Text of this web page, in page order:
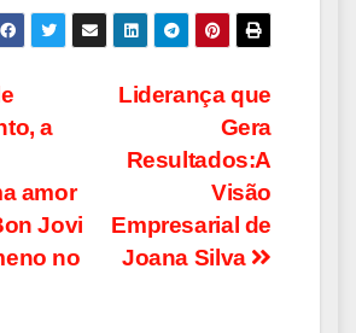
Liderança que
Gera
Resultados:A
Visão
Empresarial de
Joana Silva
a
amor
Jovi
no